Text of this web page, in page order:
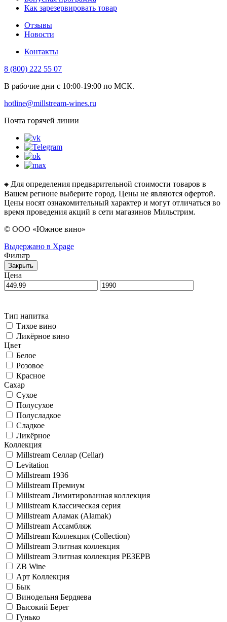
Как зарезервировать товар
Отзывы
Новости
Контакты
8 (800) 222 55 07
В рабочие дни с 10:00-19:00 по МСК.
hotline@millstream-wines.ru
Почта горячей линии
⁕ Для определения предварительной стоимости товаров в
Вашем регионе выберите город. Цены не являются офертой.
Цены носят ознакомительный характер и могут отличаться во
время проведения акций в сети магазинов Мильстрим.
© ООО «Южное вино»
Выдержано в Xpage
Фильтр
Закрыть
Цена
Тип напитка
Тихое вино
Ликёрное вино
Цвет
Белое
Розовое
Красное
Сахар
Сухое
Полусухое
Полусладкое
Сладкое
Ликёрное
Коллекция
Millstream Селлар (Cellar)
Levitation
Millstream 1936
Millstream Премиум
Millstream Лимитированная коллекция
Millstream Классическая серия
Millstream Аламак (Alamak)
Millstream Ассамбляж
Millstream Коллекция (Collection)
Millstream Элитная коллекция
Millstream Элитная коллекция РЕЗЕРВ
ZB Wine
Арт Коллекция
Бык
Винодельня Бердяева
Высокий Берег
Гунько